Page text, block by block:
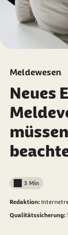
Meldewesen
Neues
Lesedauer weniger
3 Min
Redaktion:
Qualitätssicherung: